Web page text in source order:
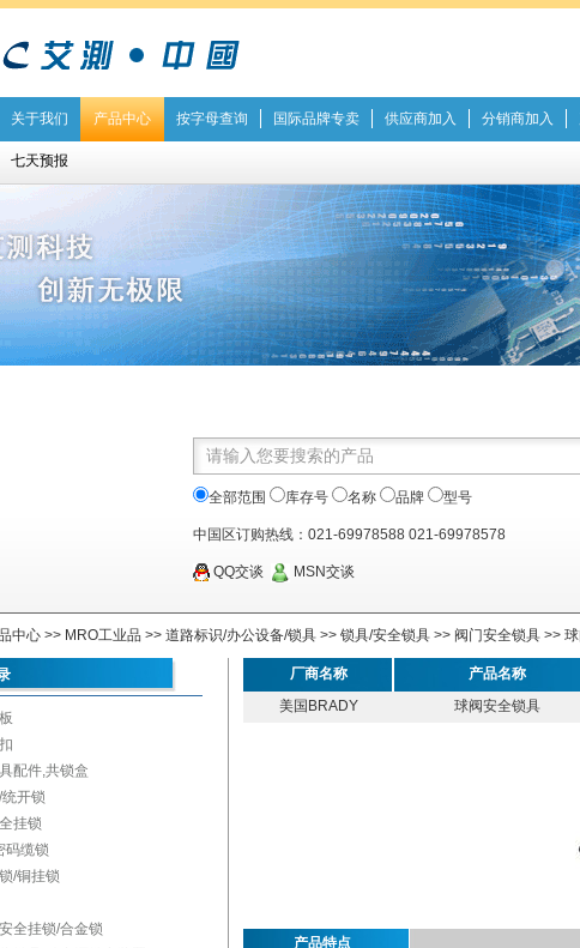
关于我们 产品中心 按字母查询 国际品牌专卖 供应商加入 分销商加入
全部范围 库存号 名称 品牌 型号
中国区订购热线：021-69978588 021-69978578
QQ交谈 MSN交谈
中心 >> MRO工业品 >> 道路标识/办公设备/锁具 >> 锁具/安全锁具 >> 阀门安全锁具 >>
配件,共锁盒
开锁
挂锁
码缆锁
/铜挂锁
全挂锁/合金锁
厂商名称 产品名称
美国BRADY
球阀安全锁具
产品特点